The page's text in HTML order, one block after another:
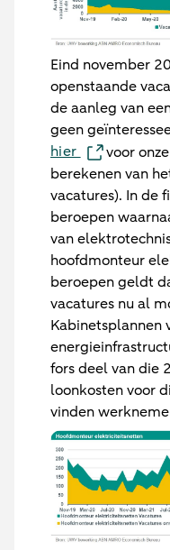
Eind november
openstaande
de aanleg van
geen
hier
voor
berekenen van
vacatures). In de
beroepen
van
hoofdmonteur
beroepen geldt
vacatures nu al
Kabinetsplannen
fors deel van die
loonkosten voor
vinden